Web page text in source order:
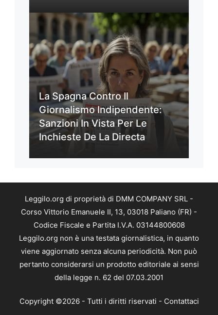
La Spagna Contro Il
Giornalismo Indipendente:
Sanzioni In Vista Per Le
Inchieste De La Directa
Leggilo.org di proprietà di DMM COMPANY SRL -
Corso Vittorio Emanuele II, 13, 03018 Paliano (FR) -
Codice Fiscale e Partita I.V.A. 03144800608
Leggilo.org non è una testata giornalistica, in quanto
viene aggiornato senza alcuna periodicità. Non può
pertanto considerarsi un prodotto editoriale ai sensi
della legge n. 62 del 07.03.2001
Copyright ©2026 - Tutti i diritti riservati - Contattaci